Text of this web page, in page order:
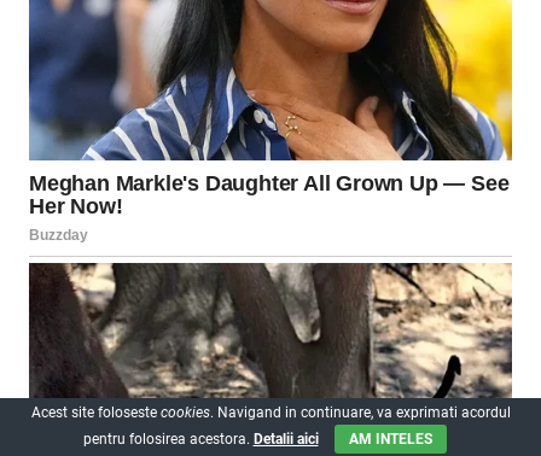
Acest site foloseste cookies. Navigand in continuare, va exprimati acordul
pentru folosirea acestora. Detalii aici AM INTELES